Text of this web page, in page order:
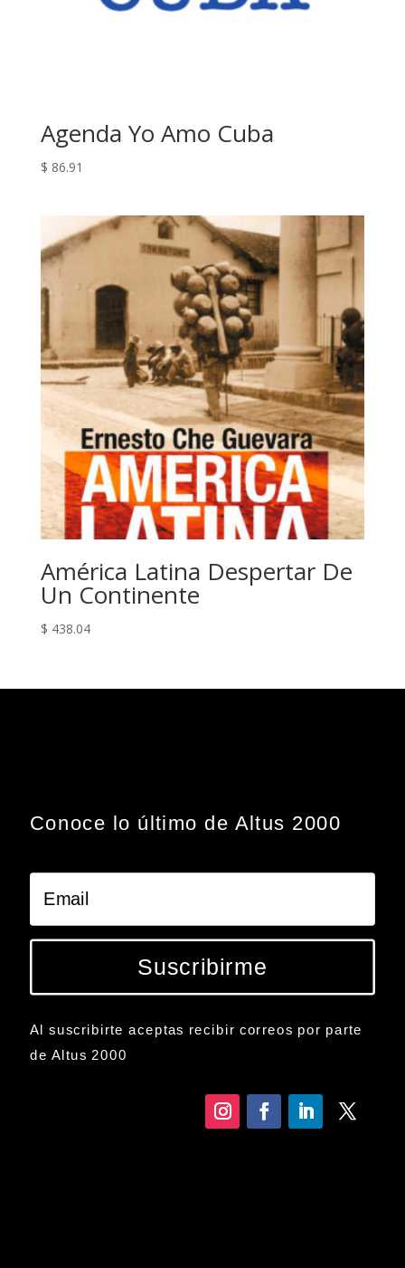
Agenda Yo Amo Cuba
$ 86.91
América Latina Despertar De
Un Continente
$ 438.04
Conoce lo último de Altus 2000
Suscribirme
Al suscribirte aceptas recibir correos por parte
de Altus 2000